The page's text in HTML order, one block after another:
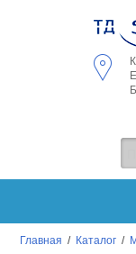
Главная / Каталог /